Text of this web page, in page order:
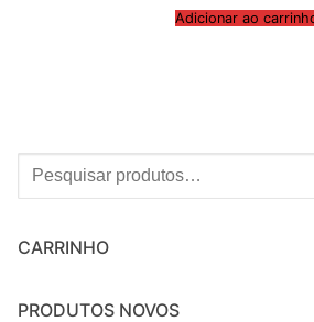
Adicionar ao
Procurar:
CARRINHO
PRODUTOS NOVOS